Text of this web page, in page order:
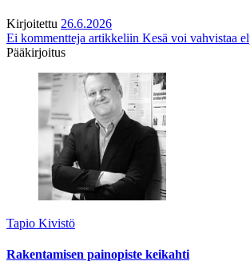
Kirjoitettu 26.6.2026
Ei kommentteja artikkeliin Kesä voi vahvistaa
Pääkirjoitus
Tapio Kivistö
Rakentamisen painopiste keikahti